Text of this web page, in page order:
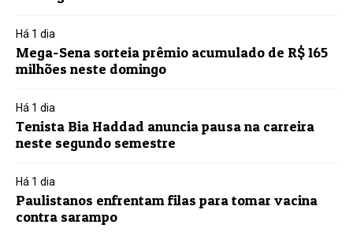
Há 1 dia
Mega-Sena sorteia prêmio acumulado de R$ 165
milhões neste domingo
Há 1 dia
Tenista Bia Haddad anuncia pausa na carreira
neste segundo semestre
Há 1 dia
Paulistanos enfrentam filas para tomar vacina
contra sarampo